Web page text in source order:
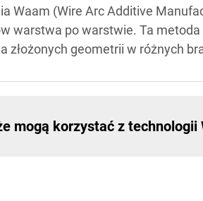
Waam (Wire Arc Additive
warstwa po warstwie. Ta
złożonych geometrii w różnych
mogą korzystać z technologii